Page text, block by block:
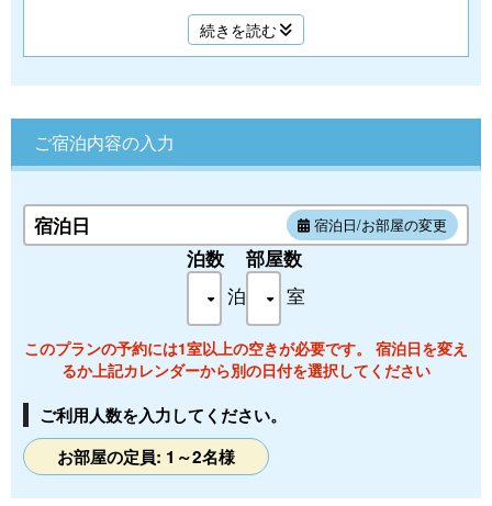
広々としたベッドを採用しゆったりとお過ごしいただけま
◎最大定員数：２名様
◎間取り：１８.３㎡
ベッドサイズ（１６０ｃｍ）
バス・ウォシュレットトイレ
洗面台
◎アメニティ
続きを読む
ご宿泊内容の入力
宿泊日 宿泊日/お部屋の変更
泊数
泊
部屋数
室
このプランの予約には1室以上の空きが必要です。 宿泊日を変え
るか上記カレンダーから別の日付を選択してください
ご利用人数を入力してください。
お部屋の定員: 1～2名様